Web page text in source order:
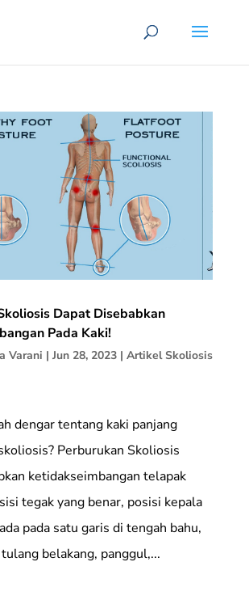
Dapat Disebabkan
Pada Kaki!
Varani | Jun 28, 2023| Artikel Skoliosis
dengar tentang kaki panjang
Perburukan Skoliosis
ketidakseimbangan telapak
tegak yang benar, posisi kepala
pada satu garis di tengah bahu,
belakang, panggul,...